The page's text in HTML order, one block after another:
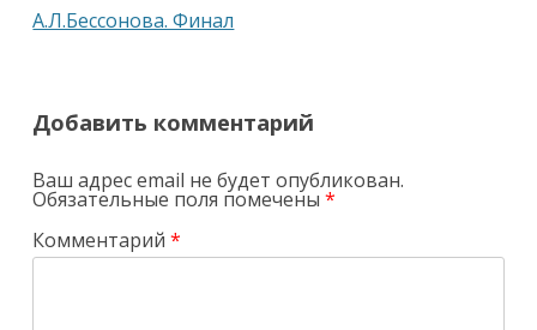
А.Л.Бессонова. Финал
Добавить комментарий
Ваш адрес email не будет опубликован.
Обязательные поля помечены*
Комментарий*